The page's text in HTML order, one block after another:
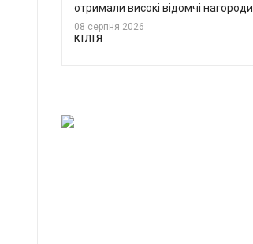
отримали високі відомчі нагороди
08 серпня 2026
КІЛІЯ